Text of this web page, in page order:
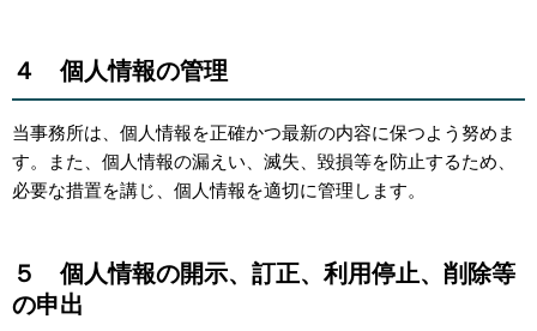
４ 個人情報の管理
当事務所は、個人情報を正確かつ最新の内容に保つよう努めま
す。また、個人情報の漏えい、滅失、毀損等を防止するため、
必要な措置を講じ、個人情報を適切に管理します。
５ 個人情報の開示、訂正、利用停止、削除等
の申出